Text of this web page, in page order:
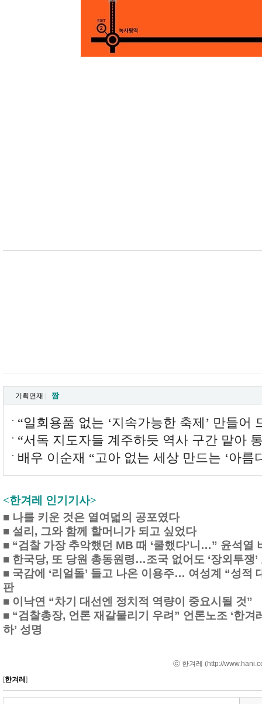
기획연재 짬
“일회용품 없는 ‘지속가능한 축제’ 만들어
“서독 지도자들 계주하듯 역사 구간 맡아
배우 이순재 “고아 없는 세상 만드는 ‘아름
<한겨레 인기기사>
■ 나를 키운 것은 열여덟의 공포였다
■ 설리, 그와 함께 할머니가 되고 싶었다
■ “검찰 가장 추악했던 MB 때 ‘쿨했다’니…” 윤석열
■ 한국당, 또 당원 총동원령…조국 없어도 ‘장외투쟁’
■ 국감에 ‘리얼돌’ 들고 나온 이용주… 여성계 “성적
판
■ 이낙연 “차기 대선엔 정치적 역량이 중요시될 것”
■ “검찰총장, 언론 재갈물리기 우려” 언론노조 ‘한겨
하’ 성명
ⓒ 한겨레 (http://
[한겨레 ]